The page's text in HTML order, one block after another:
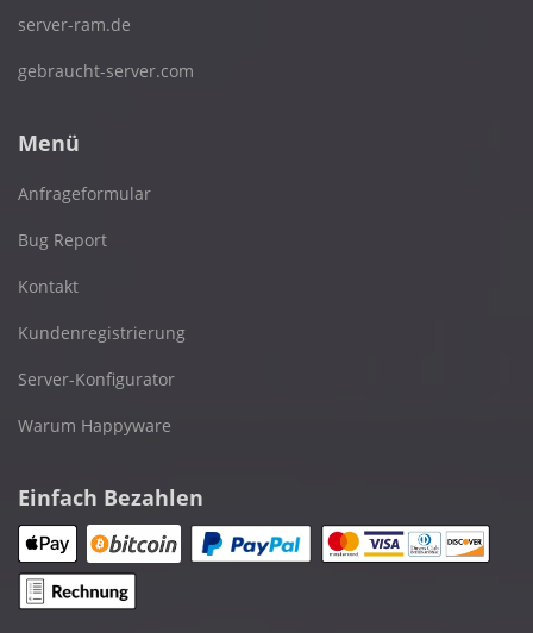
server-ram.de
gebraucht-server.com
Menü
Anfrageformular
Bug Report
Kontakt
Kundenregistrierung
Server-Konfigurator
Warum Happyware
Einfach Bezahlen